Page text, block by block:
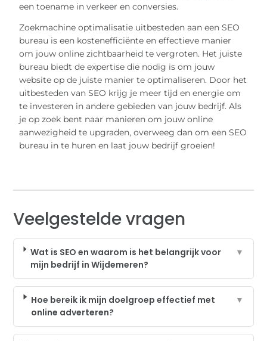
een toename in verkeer en conversies.
Zoekmachine optimalisatie uitbesteden aan een SEO
bureau is een kostenefficiënte en effectieve manier
om jouw online zichtbaarheid te vergroten. Het juiste
bureau biedt de expertise die nodig is om jouw
website op de juiste manier te optimaliseren. Door het
uitbesteden van SEO krijg je meer tijd en energie om
te investeren in andere gebieden van jouw bedrijf. Als
je op zoek bent naar manieren om jouw online
aanwezigheid te upgraden, overweeg dan om een SEO
bureau in te huren en laat jouw bedrijf groeien!
Veelgestelde vragen
Wat is SEO en waarom is het belangrijk voor
mijn bedrijf in Wijdemeren?
▼
Hoe bereik ik mijn doelgroep effectief met
online adverteren?
▼